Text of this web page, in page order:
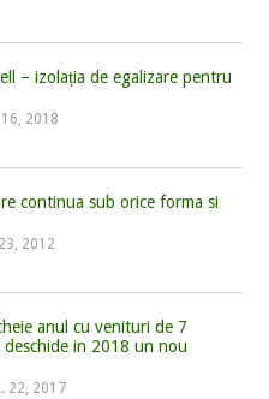
– izolația de egalizare pentru
2018
continua sub orice forma si
2012
anul cu venituri de 7
in 2018 un nou
22, 2017